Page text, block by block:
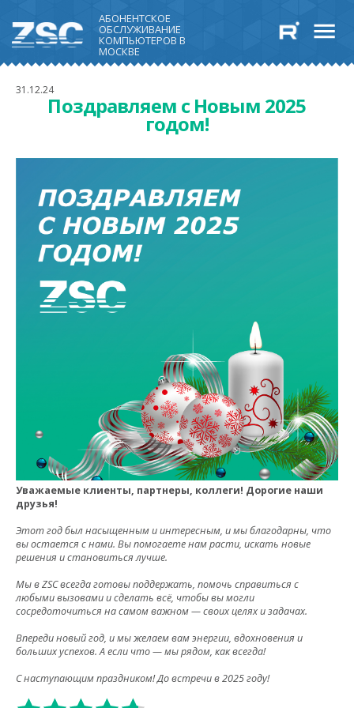
АБОНЕНТСКОЕ
ОБСЛУЖИВАНИЕ
КОМПЬЮТЕРОВ В
МОСКВЕ
31.12.24
Поздравляем с Новым 2025
годом!
Уважаемые клиенты, партнеры, коллеги! Дорогие наши
друзья!
Этот год был насыщенным и интересным, и мы благодарны, что
вы остается с нами. Вы помогаете нам расти, искать новые
решения и становиться лучше.
Мы в ZSC всегда готовы поддержать, помочь справиться с
любыми вызовами и сделать всё, чтобы вы могли
сосредоточиться на самом важном — своих целях и задачах.
Впереди новый год, и мы желаем вам энергии, вдохновения и
больших успехов. А если что — мы рядом, как всегда!
С наступающим праздником! До встречи в 2025 году!